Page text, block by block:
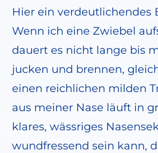
Hier ein verdeutlichendes
Wenn ich eine Zwiebel
dauert es nicht lange bis
jucken und brennen,
einen reichlichen milden
aus meiner Nase läuft in
klares, wässriges
wundfressend sein kann,